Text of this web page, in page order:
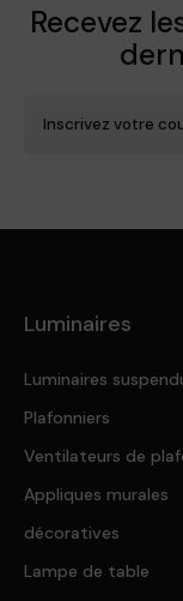
Recevez
Luminaires
Luminaires
Plafonniers
Ventilateurs de
Appliques murales
décoratives
Lampe de table